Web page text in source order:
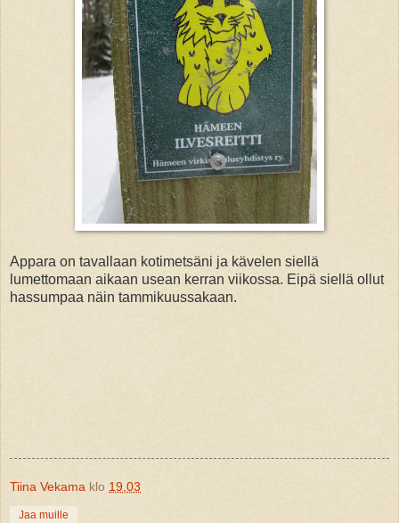
Appara on tavallaan kotimetsäni ja kävelen siellä
lumettomaan aikaan usean kerran viikossa. Eipä siellä ollut
hassumpaa näin tammikuussakaan.
Tiina Vekama klo 19.03
Jaa muille